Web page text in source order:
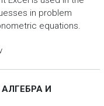
in problem
equations.
И